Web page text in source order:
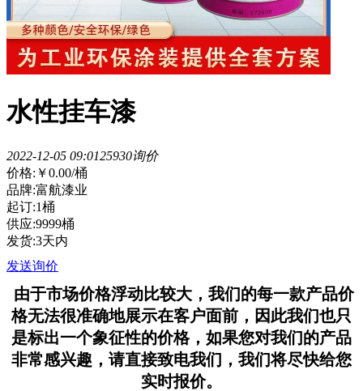
水性挂车漆
2022-12-05 09:0125930询价
价格: ￥0.00/桶
品牌:富航漆业
起订:1桶
供应:9999桶
发货:3天内
发送询价
由于市场价格浮动比较大，我们的每一款产品价
格无法很准确地展示在客户面前，因此我们也只
是标出一个象征性的价格，如果您对我们的产品
非常感兴趣，请直接致电我们，我们将尽快给您
实时报价。